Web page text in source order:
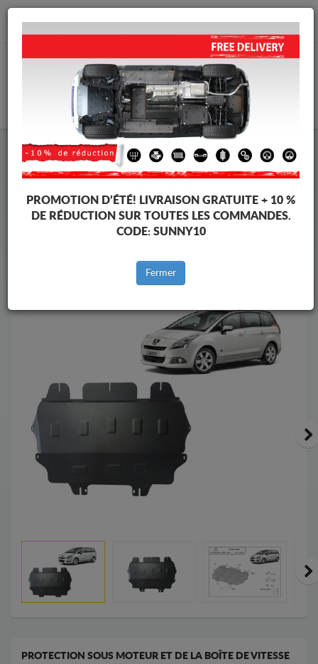
info@protectionsousmoteur.eu
Protection Sous Moteur Peugeot
Protection Sous Moteur Peugeot 5008
Marques
PROTECTION SOUS MOTEUR ET DE LA BOÎTE DE VITESSE
PROMOTION D’ÉTÉ! LIVRAISON GRATUITE + 10 %
DE RÉDUCTION SUR TOUTES LES COMMANDES.
CODE: SUNNY10
Fermer